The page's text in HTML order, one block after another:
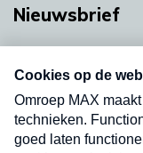
Nieuwsbrief
nieuwsbrief.
uw mailbox.